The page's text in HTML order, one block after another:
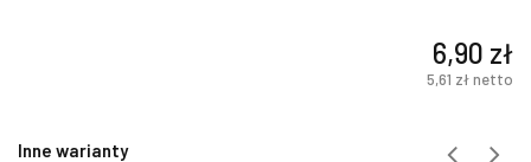
6,90 zł
5,61 złnetto
Inne warianty